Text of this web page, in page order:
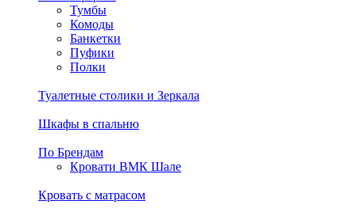
Тумбы
Комоды
Банкетки
Пуфики
Полки
Туалетные столики и Зеркала
Шкафы в спальню
По Брендам
Кровати ВМК Шале
Кровать с матрасом